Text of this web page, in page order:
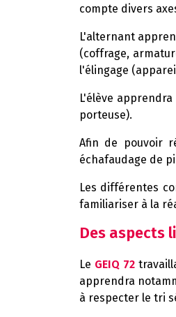
compte divers
L'alternant
(coffrage,
l'élingage
L'élève
porteuse).
Afin de pouvoir
échafaudage de
Les différentes
familiariser à la
Des aspects
Le GEIQ 72
apprendra
à respecter le tri